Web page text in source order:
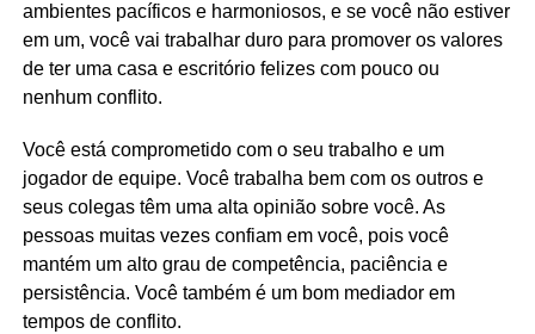
ambientes pacíficos e harmoniosos, e se você não estiver
em um, você vai trabalhar duro para promover os valores
de ter uma casa e escritório felizes com pouco ou
nenhum conflito.
Você está comprometido com o seu trabalho e um
jogador de equipe. Você trabalha bem com os outros e
seus colegas têm uma alta opinião sobre você. As
pessoas muitas vezes confiam em você, pois você
mantém um alto grau de competência, paciência e
persistência. Você também é um bom mediador em
tempos de conflito.